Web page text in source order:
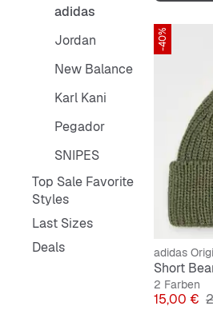
adidas
Jordan
New Balance
Karl Kani
Pegador
SNIPES
Top Sale Favorite
Styles
Last Sizes
Deals
-40%
adidas
Short
2 Farben
Preis
15,00 €